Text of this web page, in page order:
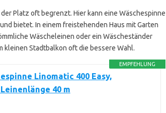
Platz oft begrenzt. Hier kann eine Wäschespinne
bietet. In einem freistehenden Haus mit Garten
Wäscheleinen oder ein Wäscheständer
kleinen Stadtbalkon oft die bessere Wahl.
EMPFEHLUNG
Linomatic 400 Easy,
40 m